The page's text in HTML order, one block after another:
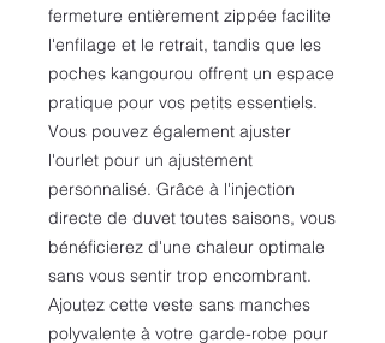
fermeture entièrement zippée facilite
l'enfilage et le retrait, tandis que les
poches kangourou offrent un espace
pratique pour vos petits essentiels.
Vous pouvez également ajuster
l'ourlet pour un ajustement
personnalisé. Grâce à l'injection
directe de duvet toutes saisons, vous
bénéficierez d'une chaleur optimale
sans vous sentir trop encombrant.
Ajoutez cette veste sans manches
polyvalente à votre garde-robe pour